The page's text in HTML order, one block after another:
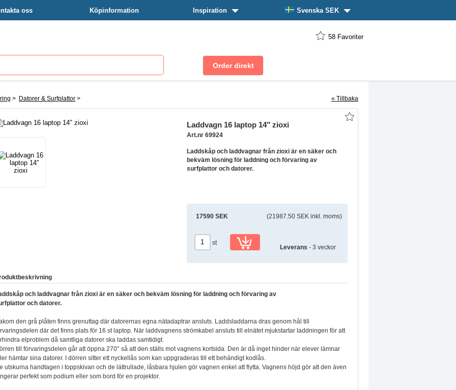
oss Köpinformation Inspiration Svenska SEK
58 Favoriter
> Datorer & Surfplattor > « Tillbaka
Laddvagn 16 laptop 14″ zioxi
Art.nr 69924
Laddskåp och laddvagnar från zioxi är en säker och
bekväm lösning för laddning och förvaring av
surfplattor och datorer.
17590 SEK (21987.50 SEK inkl. moms)
st
Leverans - 3 veckor
och laddvagnar från zioxi är en säker och bekväm lösning för laddning och förvaring av
och datorer.
den grå plåten finns grenuttag där datorernas egna nätadaptrar ansluts. Laddsladdarna dras genom hål till
där det finns plats för 16 st laptop. När laddvagnens strömkabel ansluts till elnätet mjukstartar laddningen för att
elproblem då samtliga datorer ska laddas samtidigt.
till förvaringsdelen går att öppna 270° så att den ställs mot vagnens kortsida. Den är då inget hinder när elever lämnar
hämtar sina datorer. I dörren sitter ett nyckellås som kan uppgraderas till ett behändigt kodlås.
utskurna handtagen i toppskivan och de lättrullade, låsbara hjulen gör vagnen enkel att flytta. Vagnens höjd gör att den även
perfekt som podium eller som bord för en projektor.